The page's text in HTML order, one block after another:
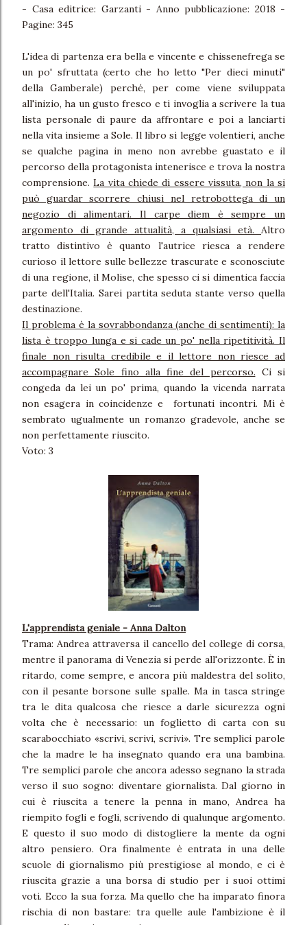
- Casa editrice: Garzanti - Anno pubblicazione: 2018 -
Pagine: 345
L'idea di partenza era bella e vincente e chissenefrega se
un po' sfruttata (certo che ho letto "Per dieci minuti"
della Gamberale) perché, per come viene sviluppata
all'inizio, ha un gusto fresco e ti invoglia a scrivere la tua
lista personale di paure da affrontare e poi a lanciarti
nella vita insieme a Sole. Il libro si legge volentieri, anche
se qualche pagina in meno non avrebbe guastato e il
percorso della protagonista intenerisce e trova la nostra
comprensione.La vita chiede di essere vissuta, non la si
può guardar scorrere chiusi nel retrobottega di un
negozio di alimentari. Il carpe diem è sempre un
argomento di grande attualità, a qualsiasi età. Altro
tratto distintivo è quanto l'autrice riesca a rendere
curioso il lettore sulle bellezze trascurate e sconosciute
di una regione, il Molise, che spesso ci si dimentica faccia
parte dell'Italia. Sarei partita seduta stante verso quella
destinazione.
Il problema è la sovrabbondanza (anche di sentimenti): la
lista è troppo lunga e si cade un po' nella ripetitività. Il
finale non risulta credibile e il lettore non riesce ad
accompagnare Sole fino alla fine del percorso. Ci si
congeda da lei un po' prima, quando la vicenda narrata
non esagera in coincidenze e fortunati incontri. Mi è
sembrato ugualmente un romanzo gradevole, anche se
non perfettamente riuscito.
Voto: 3
L'apprendista geniale - Anna Dalton
Trama: Andrea attraversa il cancello del college di corsa,
mentre il panorama di Venezia si perde all'orizzonte. È in
ritardo, come sempre, e ancora più maldestra del solito,
con il pesante borsone sulle spalle. Ma in tasca stringe
tra le dita qualcosa che riesce a darle sicurezza ogni
volta che è necessario: un foglietto di carta con su
scarabocchiato «scrivi, scrivi, scrivi». Tre semplici parole
che la madre le ha insegnato quando era una bambina.
Tre semplici parole che ancora adesso segnano la strada
verso il suo sogno: diventare giornalista. Dal giorno in
cui è riuscita a tenere la penna in mano, Andrea ha
riempito fogli e fogli, scrivendo di qualunque argomento.
E questo il suo modo di distogliere la mente da ogni
altro pensiero. Ora finalmente è entrata in una delle
scuole di giornalismo più prestigiose al mondo, e ci è
riuscita grazie a una borsa di studio per i suoi ottimi
voti. Ecco la sua forza. Ma quello che ha imparato finora
rischia di non bastare: tra quelle aule l'ambizione è il